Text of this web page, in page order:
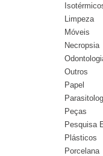
Limpeza
Móveis
Necropsia
Outros
Papel
Peças
Pesquisa
Plásticos
Porcelana